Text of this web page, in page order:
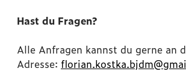
Hast du Fragen?
Alle Anfragen kannst du gerne an
Adresse: